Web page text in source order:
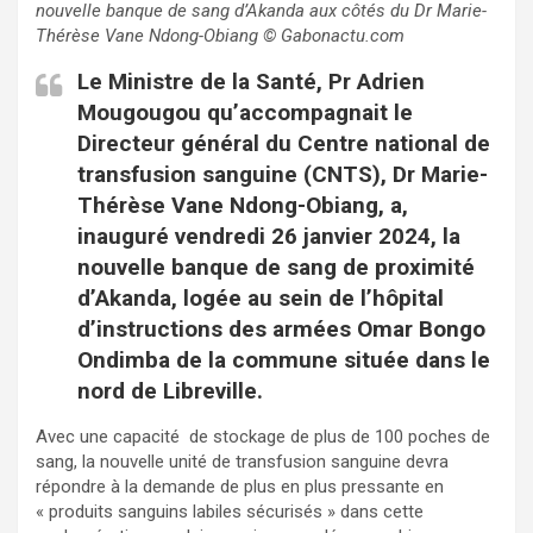
nouvelle banque de sang d’Akanda aux côtés du Dr Marie-
Thérèse Vane Ndong-Obiang © Gabonactu.com
Le Ministre de la Santé, Pr Adrien
Mougougou qu’accompagnait le
Directeur général du Centre national de
transfusion sanguine (CNTS), Dr Marie-
Thérèse Vane Ndong-Obiang, a,
inauguré vendredi 26 janvier 2024, la
nouvelle banque de sang de proximité
d’Akanda, logée au sein de l’hôpital
d’instructions des armées Omar Bongo
Ondimba de la commune située dans le
nord de Libreville.
Avec une capacité de stockage de plus de 100 poches de
sang, la nouvelle unité de transfusion sanguine devra
répondre à la demande de plus en plus pressante en
« produits sanguins labiles sécurisés » dans cette